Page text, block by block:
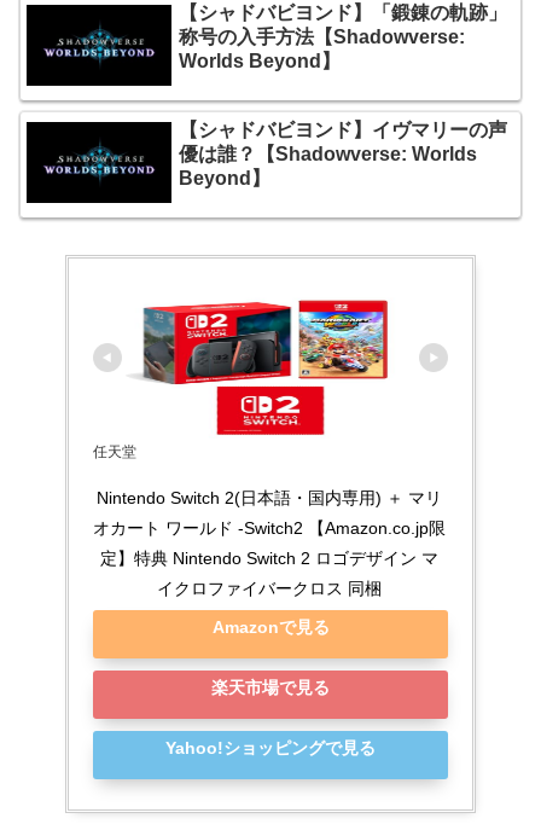
【シャドバビヨンド】「鍛錬の軌跡」
称号の入手方法【Shadowverse:
Worlds Beyond】
【シャドバビヨンド】イヴマリーの声
優は誰？【Shadowverse: Worlds
Beyond】
任天堂
Nintendo Switch 2(日本語・国内専用) ＋ マリ
オカート ワールド -Switch2 【Amazon.co.jp限
定】特典 Nintendo Switch 2 ロゴデザイン マ
イクロファイバークロス 同梱
Amazonで見る
楽天市場で見る
Yahoo!ショッピングで見る